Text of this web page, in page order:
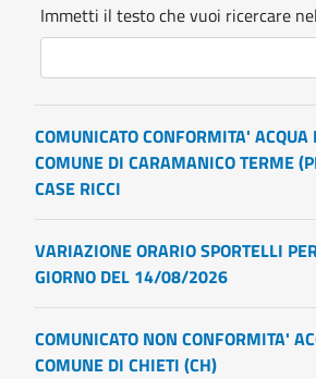
Immetti il testo che vuoi ricercare
COMUNICATO CONFORMITA' ACQUA
COMUNE DI CARAMANICO TERME
CASE RICCI
VARIAZIONE ORARIO SPORTELLI
GIORNO DEL 14/08/2026
COMUNICATO NON CONFORMITA'
COMUNE DI CHIETI (CH)